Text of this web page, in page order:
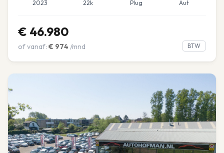
2023 22k Plug Aut
€ 46.980
of vanaf: € 974 /mnd BTW